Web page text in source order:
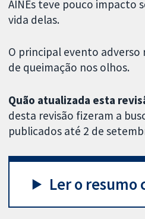
AINEs teve pouco impacto
vida delas.
O principal evento
de queimação nos olhos.
Quão atualizada esta
desta revisão fizeram a
publicados até 2 de
Ler o resumo